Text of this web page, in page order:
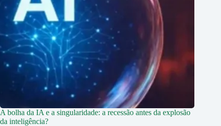
A bolha da IA e a singularidade: a recessão antes da explosão
da inteligência?